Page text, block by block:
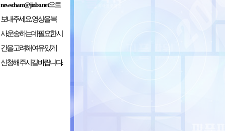
newscham@jinbo.net으로
보내주세요. 영상을 복
사.운송하는데 필요한 시
간을 고려해 여유 있게
신청해 주시길 바랍니다.